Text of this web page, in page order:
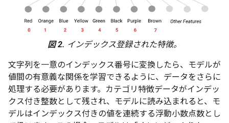
図 2. インデックス登録された特徴。
文字列を一意のインデックス番号に変換したら、モデルが
値間の有意義な関係を学習できるように、データをさらに
処理する必要があります。カテゴリ特徴データがインデッ
クス付き整数として残され、モデルに読み込まれると、モ
デルはインデックス付きの値を連続する浮動小数点数とし